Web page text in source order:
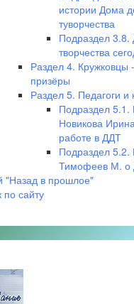
истории Дома
туворчества
Подраздел 3.8.
творчества
Раздел 4. Кружковцы
призёры
Раздел 5. Педагоги
Подраздел 5.1.
Новикова
работе в ДДТ
Подраздел 5.2.
Тимофеев М. о
"Назад в прошлое"
по сайту